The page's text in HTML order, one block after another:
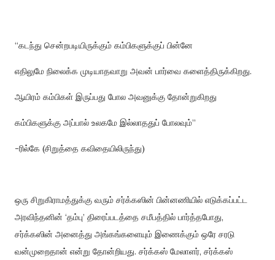
“கடந்து சென்றபடியிருக்கும் கம்பிகளுக்குப் பின்னே
எதிலுமே நிலைக்க முடியாதவாறு அவன் பார்வை களைத்திருக்கிறது.
ஆயிரம் கம்பிகள் இருப்பது போல அவனுக்கு தோன்றுகிறது
கம்பிகளுக்கு அப்பால் உலகமே இல்லாததுப் போலவும்”
-ரில்கே (சிறுத்தை கவிதையிலிருந்து)
ஒரு சிறுகிராமத்துக்கு வரும் சர்க்கஸின் பின்னணியில் எடுக்கப்பட்ட
அரவிந்தனின் ‘தம்பு’ திரைப்படத்தை சமீபத்தில் பார்த்தபோது,
சர்க்கஸின் அனைத்து அங்கங்களையும் இணைக்கும் ஒரே சரடு
வன்முறைதான் என்று தோன்றியது. சர்க்கஸ் மேலாளர், சர்க்கஸ்